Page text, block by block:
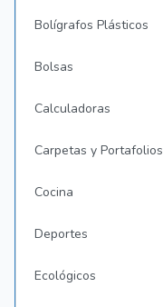
Bolígrafos Plásticos
Bolsas
Calculadoras
Carpetas y Portafolios
Cocina
Deportes
Ecológicos